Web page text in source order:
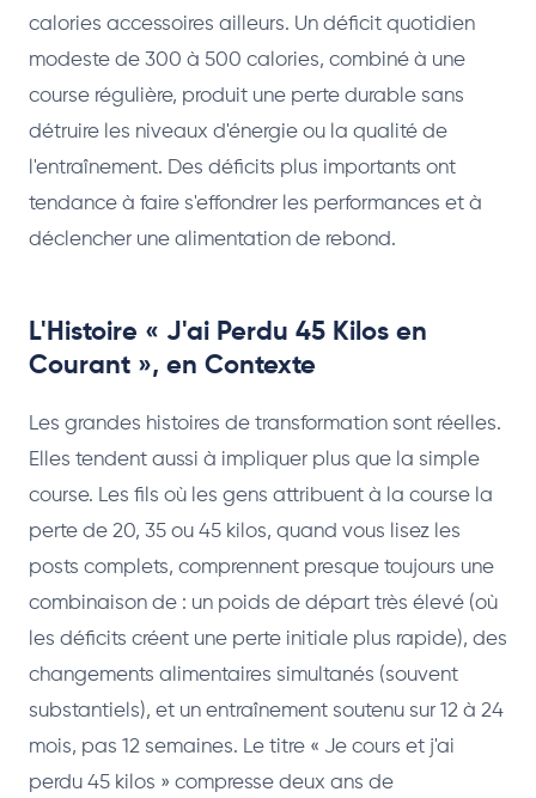
calories accessoires ailleurs. Un déficit quotidien
modeste de 300 à 500 calories, combiné à une
course régulière, produit une perte durable sans
détruire les niveaux d'énergie ou la qualité de
l'entraînement. Des déficits plus importants ont
tendance à faire s'effondrer les performances et à
déclencher une alimentation de rebond.
L'Histoire « J'ai Perdu 45 Kilos en
Courant », en Contexte
Les grandes histoires de transformation sont réelles.
Elles tendent aussi à impliquer plus que la simple
course. Les fils où les gens attribuent à la course la
perte de 20, 35 ou 45 kilos, quand vous lisez les
posts complets, comprennent presque toujours une
combinaison de : un poids de départ très élevé (où
les déficits créent une perte initiale plus rapide), des
changements alimentaires simultanés (souvent
substantiels), et un entraînement soutenu sur 12 à 24
mois, pas 12 semaines. Le titre « Je cours et j'ai
perdu 45 kilos » compresse deux ans de